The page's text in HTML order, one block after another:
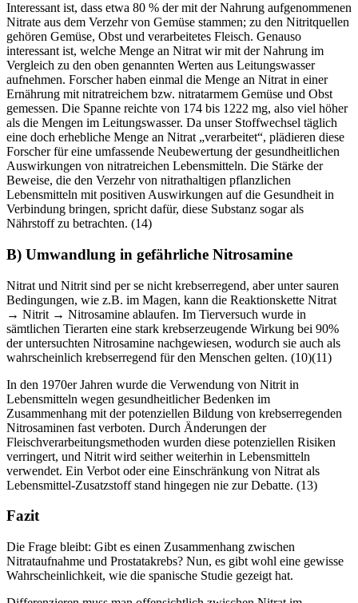
Interessant ist, dass etwa 80 % der mit der Nahrung aufgenommenen
Nitrate aus dem Verzehr von Gemüse stammen; zu den Nitritquellen
gehören Gemüse, Obst und verarbeitetes Fleisch. Genauso
interessant ist, welche Menge an Nitrat wir mit der Nahrung im
Vergleich zu den oben genannten Werten aus Leitungswasser
aufnehmen. Forscher haben einmal die Menge an Nitrat in einer
Ernährung mit nitratreichem bzw. nitratarmem Gemüse und Obst
gemessen. Die Spanne reichte von 174 bis 1222 mg, also viel höher
als die Mengen im Leitungswasser. Da unser Stoffwechsel täglich
eine doch erhebliche Menge an Nitrat „verarbeitet“, plädieren diese
Forscher für eine umfassende Neubewertung der gesundheitlichen
Auswirkungen von nitratreichen Lebensmitteln. Die Stärke der
Beweise, die den Verzehr von nitrathaltigen pflanzlichen
Lebensmitteln mit positiven Auswirkungen auf die Gesundheit in
Verbindung bringen, spricht dafür, diese Substanz sogar als
Nährstoff zu betrachten. (14)
B) Umwandlung in gefährliche Nitrosamine
Nitrat und Nitrit sind per se nicht krebserregend, aber unter sauren
Bedingungen, wie z.B. im Magen, kann die Reaktionskette Nitrat
→ Nitrit → Nitrosamine ablaufen. Im Tierversuch wurde in
sämtlichen Tierarten eine stark krebserzeugende Wirkung bei 90%
der untersuchten Nitrosamine nachgewiesen, wodurch sie auch als
wahrscheinlich krebserregend für den Menschen gelten. (10)(11)
In den 1970er Jahren wurde die Verwendung von Nitrit in
Lebensmitteln wegen gesundheitlicher Bedenken im
Zusammenhang mit der potenziellen Bildung von krebserregenden
Nitrosaminen fast verboten. Durch Änderungen der
Fleischverarbeitungsmethoden wurden diese potenziellen Risiken
verringert, und Nitrit wird seither weiterhin in Lebensmitteln
verwendet. Ein Verbot oder eine Einschränkung von Nitrat als
Lebensmittel-Zusatzstoff stand hingegen nie zur Debatte. (13)
Fazit
Die Frage bleibt: Gibt es einen Zusammenhang zwischen
Nitrataufnahme und Prostatakrebs? Nun, es gibt wohl eine gewisse
Wahrscheinlichkeit, wie die spanische Studie gezeigt hat.